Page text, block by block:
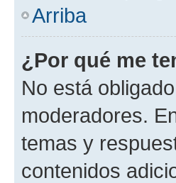
Arriba
¿Por qué me
No está
moderadores.
temas y
contenidos